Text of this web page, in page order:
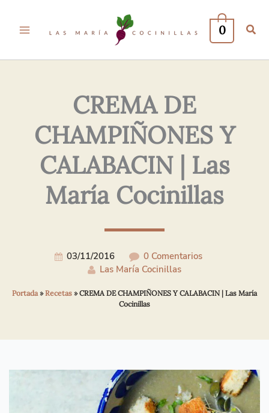
0
CREMA DE
CHAMPIÑONES Y
CALABACIN | Las
María Cocinillas
03/11/2016
0 Comentarios
Las María Cocinillas
Portada»Recetas »CREMA DE CHAMPIÑONES Y CALABACIN | Las María
Cocinillas
Electrónico*